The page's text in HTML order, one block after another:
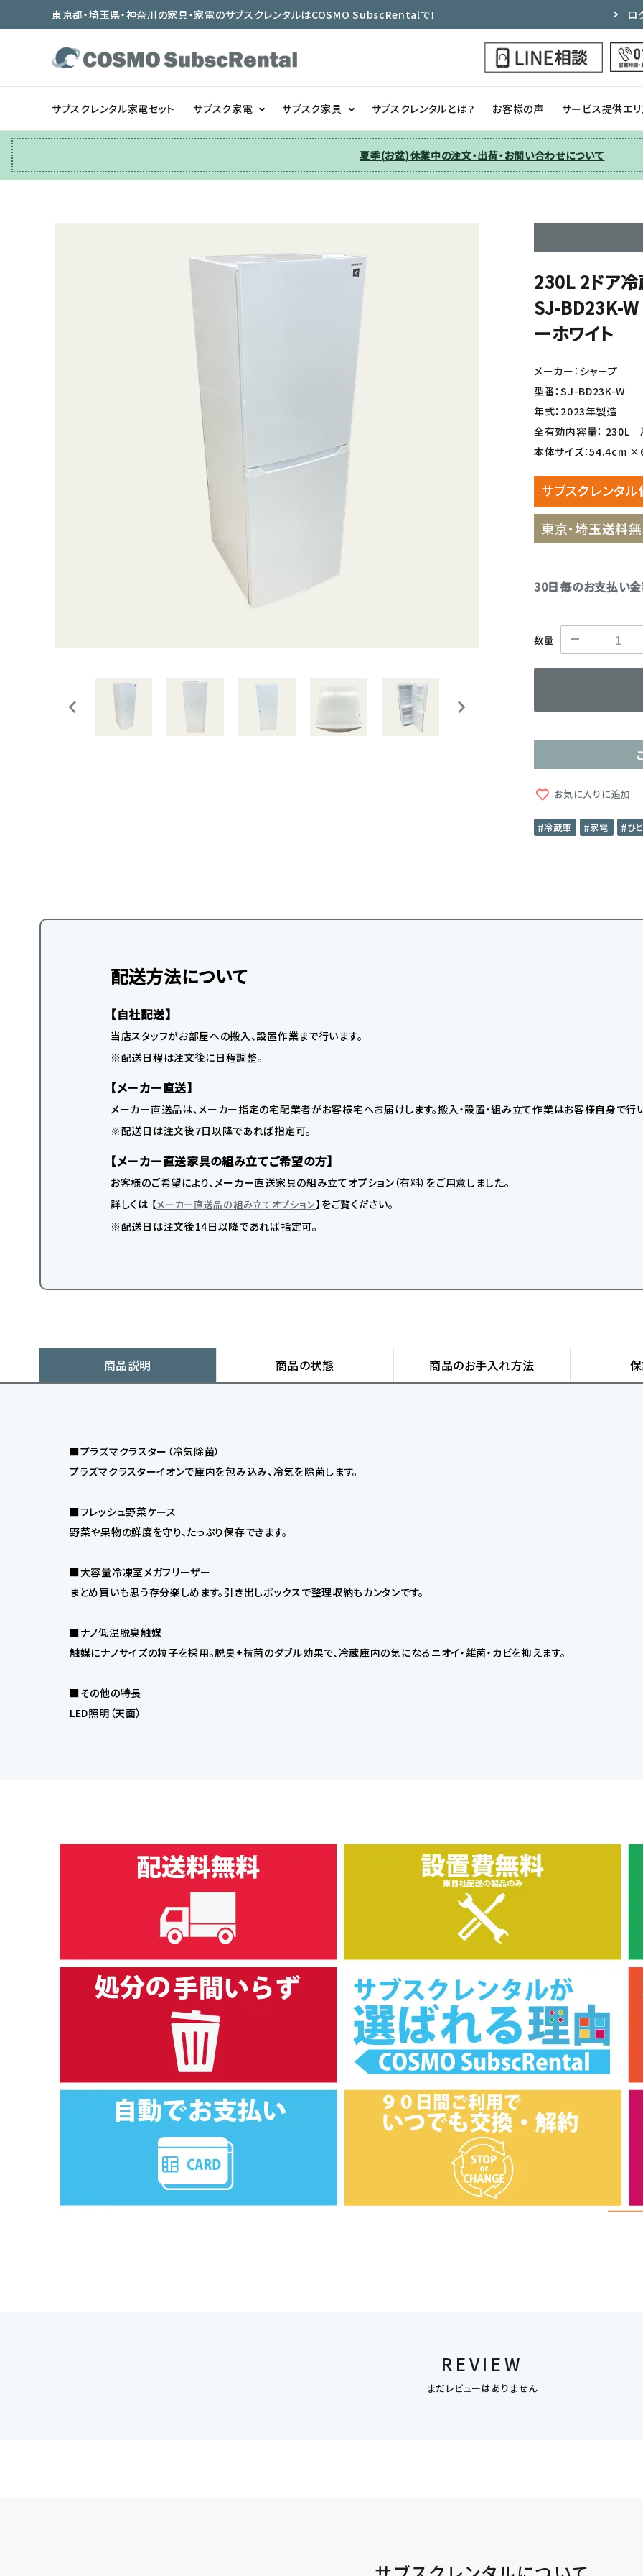
東京都・埼玉県・神奈川の家具・家電のサブスクレンタルはCOSMO SubscRentalで！ ロ
サブスクレンタル家電セット サブスク家電
冷蔵庫 洗濯機 季節家電
サブスク家具
テーブル/デスク チェア ソファー
サブスクレンタルとは？ お客様の声 サービス提供エ
夏季(お盆)休業中の注文・出荷・お問い合わせについて
230L 2ドア冷
SJ-BD23K-W
ーホワイト
メーカー：シャープ
型番：SJ-BD23K-W
年式：2023年製造
全有効内容量： 230L
本体サイズ：54.4cm
サブスクレンタ
東京・埼玉送料
30日毎のお支払い
数量
お気に入りに追加
冷蔵庫 家電 ひ
配送方法について
【自社配送】
当店スタッフがお部屋への搬入、設置作業まで行います。
※配送日程は注文後に日程調整。
【メーカー直送】
メーカー直送品は、メーカー指定の宅配業者がお客様宅へお届けします。搬入・設置・組み立て作業はお客様自身で行
※配送日は注文後7日以降であれば指定可。
【メーカー直送家具の組み立てご希望の方】
お客様のご希望により、メーカー直送家具の組み立てオプション（有料）をご用意しました。
詳しくは 【メーカー直送品の組み立てオプション】をご覧ください。
※配送日は注文後14日以降であれば指定可。
商品説明 商品の状態 商品のお手入れ方法
■プラズマクラスター（冷気除菌）
プラズマクラスターイオンで庫内を包み込み、冷気を除菌します。
■フレッシュ野菜ケース
野菜や果物の鮮度を守り、たっぷり保存できます。
■大容量冷凍室メガフリーザー
まとめ買いも思う存分楽しめます。引き出しボックスで整理収納もカンタンです。
■ナノ低温脱臭触媒
触媒にナノサイズの粒子を採用。脱臭+抗菌のダブル効果で、冷蔵庫内の気になるニオイ・雑菌・カビを抑えます。
■その他の特長
LED照明（天面）
REVIEW
まだレビューはありません